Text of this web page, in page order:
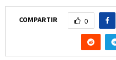
COMPARTIR 0